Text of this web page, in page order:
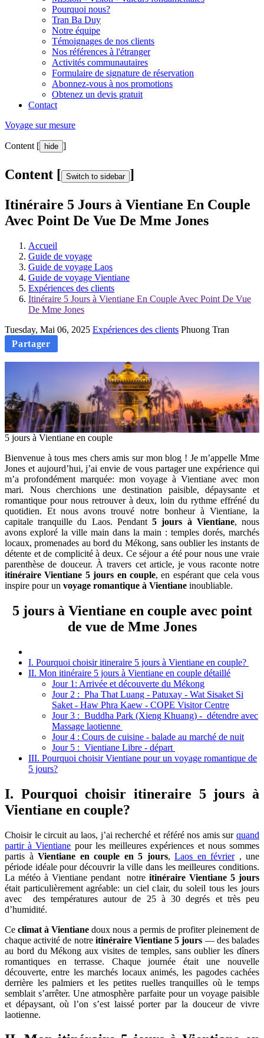
Pourquoi nous?
Tran Ba Duy
Notre équipe
Témoignages de nos clients
Nos références à l'étranger
Activités communautaires
Formulaire de signature de réservation
Abonnez-vous à nos promotions
Obtenez un devis gratuit
Contact
Voyage sur mesure
Content [ hide ]
Content [ Switch to sidebar ]
Itinéraire 5 Jours à Vientiane En Couple
Avec Point De Vue De Mme Jones
Accueil
Guide de voyage
Guide de voyage Laos
Guide de voyage Vientiane
Expériences des clients
Itinéraire 5 Jours à Vientiane En Couple Avec Point De Vue
De Mme Jones
Tuesday, Mai 06, 2025 Expériences des clients Phuong Tran
Partager
5 jours à Vientiane en couple
Bienvenue à tous mes chers amis sur mon blog ! Je m’appelle Mme
Jones et aujourd’hui, j’ai envie de vous partager une expérience qui
m’a profondément marquée: mon voyage à Vientiane avec mon
mari. Nous cherchions une destination paisible, dépaysante et
romantique pour nous retrouver à deux, loin du rythme effréné du
quotidien. Et nous avons trouvé notre bonheur à Vientiane, la
capitale tranquille du Laos. Pendant5 jours à Vientiane, nous
avons exploré la ville main dans la main : temples dorés, marchés
locaux, promenades au bord du Mékong, sans oublier les instants de
détente et de complicité à deux. Ce séjour a été pour nous une vraie
parenthèse de douceur. À travers cet article, je vous raconte notre
itinéraire Vientiane 5 jours en couple, en espérant que cela vous
inspire pour un voyage romantique à Vientiane inoubliable.
5 jours à Vientiane en couple avec point
de vue de Mme Jones
I. Pourquoi choisir itineraire 5 jours à Vientiane en couple?
II. Mon itinéraire 5 jours à Vientiane en couple détaillé
Jour 1: Arrivée et découverte du Mékong
Jour 2 : Pha That Luang - Patuxay - Wat Sisaket Si
Saket - Haw Phra Kaew - COPE Visitor Centre
Jour 3 : Buddha Park (Xieng Khuang) - détendre avec
Massage laotienne
Jour 4 : Cours de cuisine - balade au marché de nuit
Jour 5 : Vientiane Libre - départ
III. Pourquoi choisir Vientiane pour un voyage romantique de
5 jours?
I. Pourquoi choisir itineraire 5 jours à
Vientiane en couple?
Choisir le circuit au laos, j’ai recherché et référé nos amis sur quand
partir à Vientiane pour les meilleures expériences et nous sommes
partis à Vientiane en couple en 5 jours, Laos en février, une
période idéale pour découvrir la ville dans les meilleures conditions.
La météo à Vientiane pendant notre itinéraire Vientiane 5 jours
était particulièrement agréable: un ciel clair, du soleil tous les jours
avec des températures autour de 25 à 30 degrés et très peu
d’humidité.
Ceclimat à Vientiane doux nous a permis de profiter pleinement de
chaque activité de notre itinéraire Vientiane 5 jours — des balades
au bord du Mékong aux visites de temples, sans oublier les dîners
romantiques en terrasse. Chaque journée était une nouvelle
découverte, entre les marchés locaux animés, les pagodes cachées
derrière les palmiers et les petites ruelles tranquilles où le temps
semblait s’arrêter. Une atmosphère parfaite pour un voyage paisible
et dépaysant, où l’on s’est laissé porter par la douceur de vivre
laotienne.